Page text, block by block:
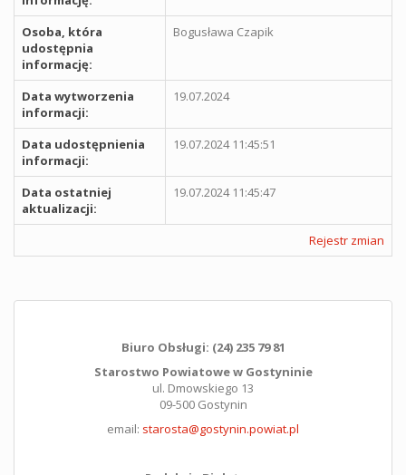
Osoba, która
udostępnia
informację:
Bogusława Czapik
Data wytworzenia
informacji:
19.07.2024
Data udostępnienia
informacji:
19.07.2024 11:45:51
Data ostatniej
aktualizacji:
19.07.2024 11:45:47
Rejestr zmian
Biuro Obsługi: (24) 235 79 81
Starostwo Powiatowe w Gostyninie
ul. Dmowskiego 13
09-500 Gostynin
email: starosta@gostynin.powiat.pl